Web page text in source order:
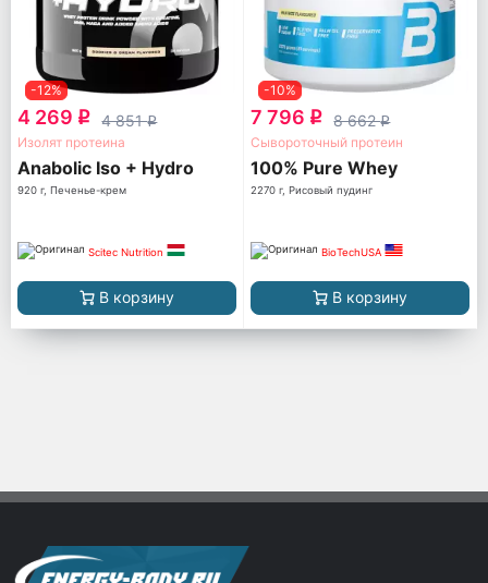
-12%
4 269 q 4 851q
Изолят протеина
Anabolic Iso + Hydro
920 г, Печенье-крем
Scitec Nutrition
В корзину
-10%
7 796 q 8 662q
Сывороточный протеин
100% Pure Whey
2270 г, Рисовый пудинг
BioTechUSA
В корзину